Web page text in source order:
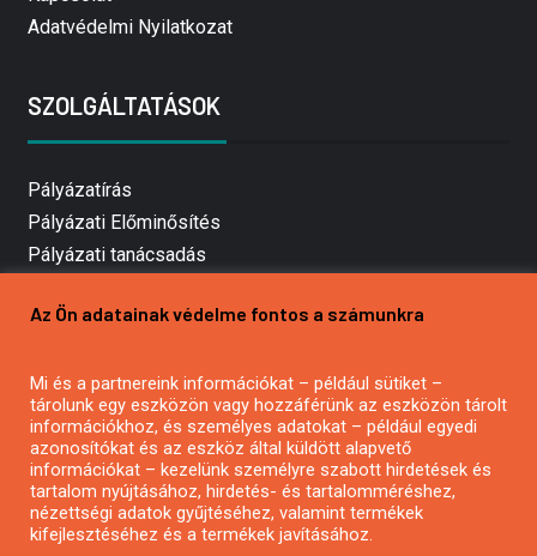
Adatvédelmi Nyilatkozat
SZOLGÁLTATÁSOK
Pályázatírás
Pályázati Előminősítés
Pályázati tanácsadás
Mezőgazdasági pályázatírás
Pályázatírás civil szervezeteknek
Pályázatírás önkormányzatoknak
Pályázatfigyelés
Specifikus pályázatfigyelés vagy hírlevél
Az Ön adatainak védelme fontos a számunkra
Mi és a partnereink információkat – például sütiket –
tárolunk egy eszközön vagy hozzáférünk az eszközön tárolt
információkhoz, és személyes adatokat – például egyedi
azonosítókat és az eszköz által küldött alapvető
információkat – kezelünk személyre szabott hirdetések és
tartalom nyújtásához, hirdetés- és tartalomméréshez,
nézettségi adatok gyűjtéséhez, valamint termékek
kifejlesztéséhez és a termékek javításához.